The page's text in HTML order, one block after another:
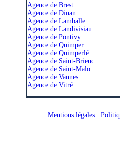
Agence de Brest
Agence de Dinan
Agence de Lamballe
Agence de Landivisiau
Agence de Pontivy
Agence de Quimper
Agence de Quimperlé
Agence de Saint-Brieuc
Agence de Saint-Malo
Agence de Vannes
Agence de Vitré
Mentions légales/